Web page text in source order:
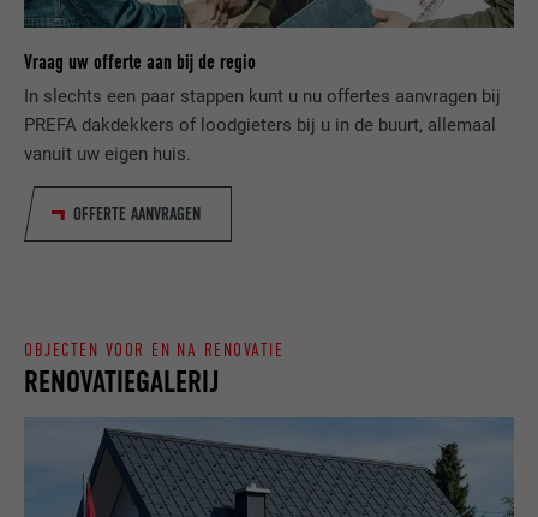
Vraag uw offerte aan bij de regio
In slechts een paar stappen kunt u nu offertes aanvragen bij
PREFA dakdekkers of loodgieters bij u in de buurt, allemaal
vanuit uw eigen huis.
OFFERTE AANVRAGEN
RENOVATIEGALERIJ
OBJECTEN VOOR EN NA RENOVATIE
DOEL
wordt om statistische gegevens te
genereren m.b.t. het gebruik van de
website door de bezoeker.
AANBIEDER Google Optimize
VERVALTIJD 90 dagen
DOEL
van cookies toestaat. Bevat geen
identificatiekenmerken.
DOEL
Slaat de door de gebruiker geselecteerde
taalversie van een website op.
NAAM lang
DOEL
Ingesteld door LinkedIn wanneer een
website een ingebed "Volg ons"-venster
bevat.
NAAM bcookie